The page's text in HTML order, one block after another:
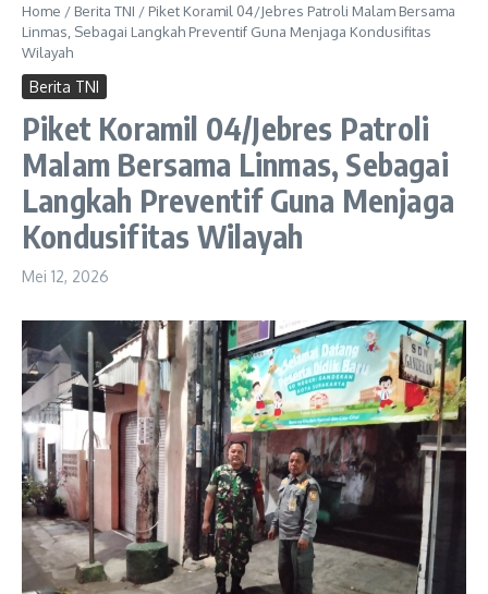
Home / Berita TNI / Piket Koramil 04/Jebres Patroli Malam Bersama
Linmas, Sebagai Langkah Preventif Guna Menjaga Kondusifitas
Wilayah
Berita TNI
Piket Koramil 04/Jebres Patroli
Malam Bersama Linmas, Sebagai
Langkah Preventif Guna Menjaga
Kondusifitas Wilayah
Mei 12, 2026